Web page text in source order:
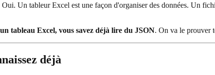
Un tableur Excel est une façon d'organiser des données. Un
tableau Excel, vous savez déjà lire du JSON. On va le prouver
déjà